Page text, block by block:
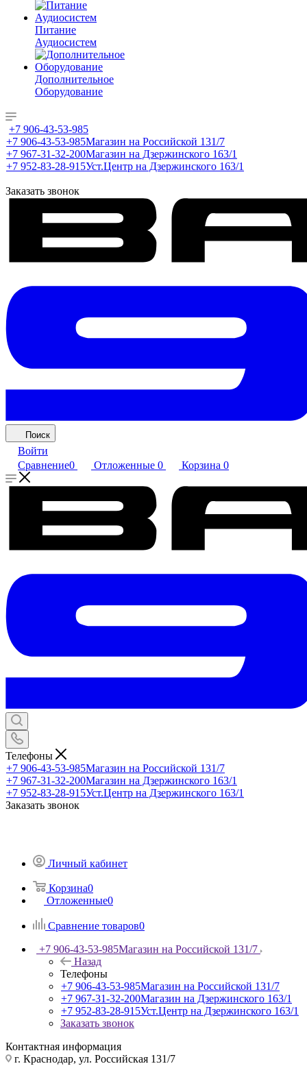
Питание
Аудиосистем
Дополнительное
Оборудование
+7 906-43-53-985
+7 906-43-53-985Магазин на Российской 131/7
+7 967-31-32-200Магазин на Дзержинского 163/1
+7 952-83-28-915Уст.Центр на Дзержинского 163/1
Заказать звонок
Поиск
Войти
Сравнение0 Отложенные 0 Корзина 0
Телефоны
+7 906-43-53-985Магазин на Российской 131/7
+7 967-31-32-200Магазин на Дзержинского 163/1
+7 952-83-28-915Уст.Центр на Дзержинского 163/1
Заказать звонок
Личный кабинет
Корзина0
Отложенные0
Сравнение товаров0
+7 906-43-53-985Магазин на Российской 131/7
Назад
Телефоны
+7 906-43-53-985Магазин на Российской 131/7
+7 967-31-32-200Магазин на Дзержинского 163/1
+7 952-83-28-915Уст.Центр на Дзержинского 163/1
Заказать звонок
Контактная информация
г. Краснодар, ул. Российская 131/7